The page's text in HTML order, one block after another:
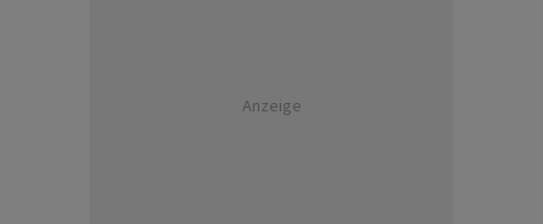
Anzeige